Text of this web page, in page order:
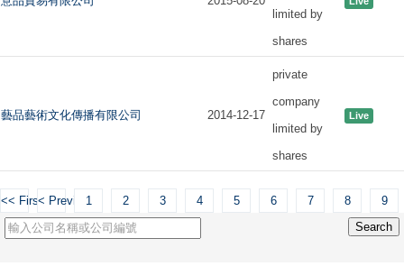
limited by
shares
藝品藝術文化傳播有限公司 2014-12-17
private
company
limited by
shares
Live
<< First< Previous1 2 3 4 5 6 7 8 9